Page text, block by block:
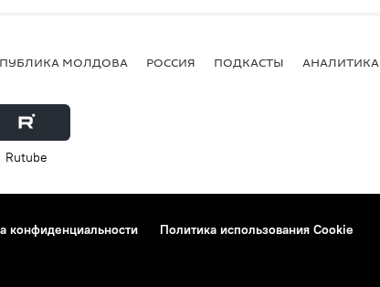
МОЛДОВА РОССИЯ ПОДКАСТЫ АНАЛИТИКА
Rutube
конфиденциальности
Политика использования Cookie